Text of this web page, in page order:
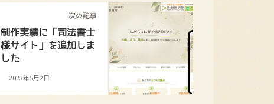
次の記事
制作実績に「司法書士
様サイト」を追加しま
した
2023年5月2日